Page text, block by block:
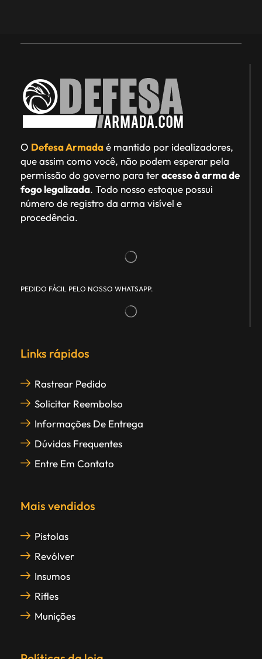
O Defesa Armadaé mantido por idealizadores,
que assim como você, não podem esperar pela
permissão do governo para teracesso à arma de
fogo legalizada. Todo nosso estoque possui
número de registro da arma visível e
procedência.
PEDIDO FÁCIL PELO NOSSO WHATSAPP.
Links rápidos
Rastrear Pedido
Solicitar Reembolso
Informações De Entrega
Dúvidas Frequentes
Entre Em Contato
Mais vendidos
Pistolas
Revólver
Insumos
Rifles
Munições